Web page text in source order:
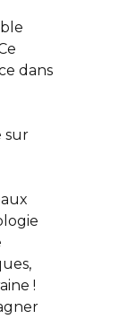
dans
sur
!